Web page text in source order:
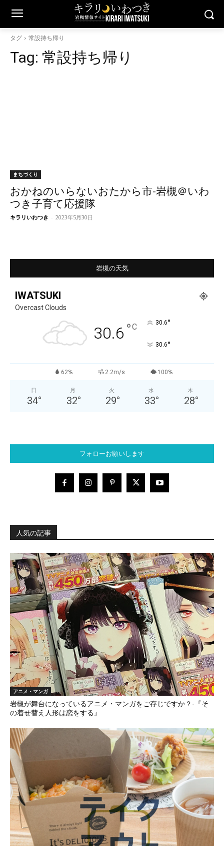
タグ 常設持ち帰り
Tag: 常設持ち帰り
まちづくり
おかねのいらないおたから市-岩槻＠いわ
つき子育て応援隊
キラリいわつき - 2023年5月30日
岩槻の天気
IWATSUKI
Overcast Clouds
30.6 °C 30.6°
30.6°
62% 2.2m/s 100%
日
34°
月
32°
火
29°
水
33°
木
28°
フォローお願いします
人気の記事
アニメ・マンガ
岩槻が舞台になっているアニメ・マンガをご存じですか？-『そ
の着せ替え人形は恋をする』